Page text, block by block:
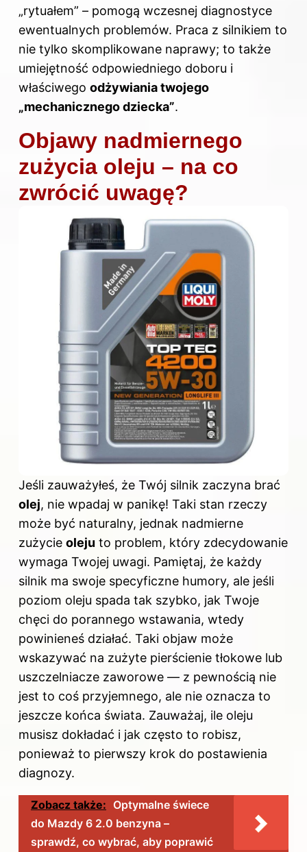
„rytuałem” – pomogą wczesnej diagnostyce
ewentualnych problemów. Praca z silnikiem to
nie tylko skomplikowane naprawy; to także
umiejętność odpowiedniego doboru i
właściwego odżywiania twojego
„mechanicznego dziecka”.
Objawy nadmiernego
zużycia oleju – na co
zwrócić uwagę?
Jeśli zauważyłeś, że Twój silnik zaczyna brać
olej, nie wpadaj w panikę! Taki stan rzeczy
może być naturalny, jednak nadmierne
zużycie oleju to problem, który zdecydowanie
wymaga Twojej uwagi. Pamiętaj, że każdy
silnik ma swoje specyficzne humory, ale jeśli
poziom oleju spada tak szybko, jak Twoje
chęci do porannego wstawania, wtedy
powinieneś działać. Taki objaw może
wskazywać na zużyte pierścienie tłokowe lub
uszczelniacze zaworowe — z pewnością nie
jest to coś przyjemnego, ale nie oznacza to
jeszcze końca świata. Zauważaj, ile oleju
musisz dokładać i jak często to robisz,
ponieważ to pierwszy krok do postawienia
diagnozy.
Zobacz także: Optymalne świece
do Mazdy 6 2.0 benzyna –
sprawdź, co wybrać, aby poprawić